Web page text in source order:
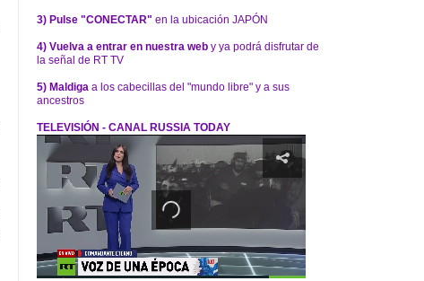
3) Pulse "CONECTAR" en la ubicación JAPÓN
4) Vuelva a entrar en nuestra web y ya podrá disfrutar de
la señal de RT TV
5) Maldiga a los cabecillas del "mundo libre" y a sus
ancestros
TELEVISIÓN - CANAL RUSSIA TODAY